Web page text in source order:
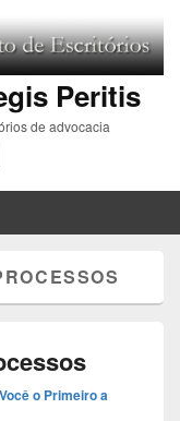
Peritis
de advocacia
o Primeiro a